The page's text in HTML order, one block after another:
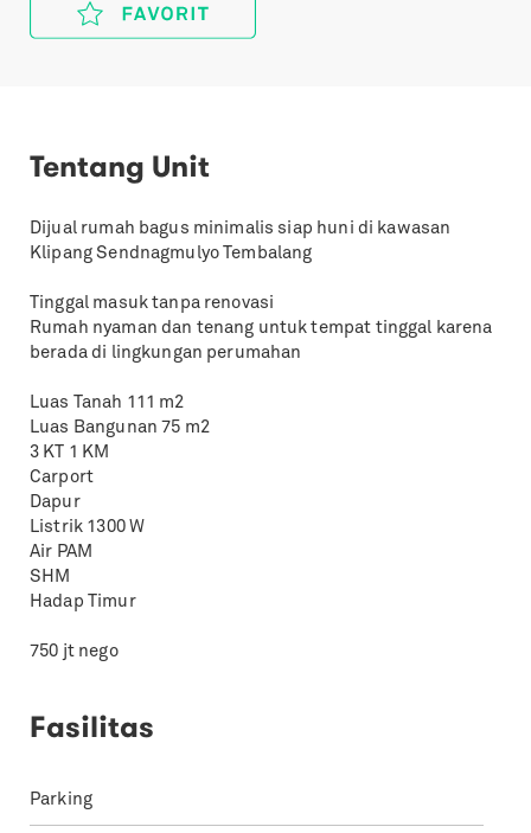
Tentang Unit
Dijual rumah bagus minimalis siap huni di kawasan
Klipang Sendnagmulyo Tembalang
Tinggal masuk tanpa renovasi
Rumah nyaman dan tenang untuk tempat tinggal karena
berada di lingkungan perumahan
Luas Tanah 111 m2
Luas Bangunan 75 m2
3 KT 1 KM
Carport
Dapur
Listrik 1300 W
Air PAM
SHM
Hadap Timur
750 jt nego
Fasilitas
Parking